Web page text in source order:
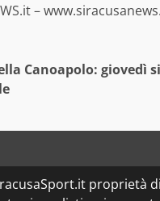
–
Canoapolo: giovedì si
proprietà di